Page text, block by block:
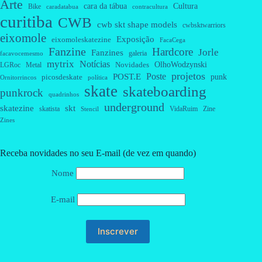
Arte Bike caradatabua cara da tábua contracultura Cultura
curitiba CWB cwb skt shape models cwbsktwarriors
eixomole eixomoleskatezine Exposição FacaCega
facavocemesmo Fanzine Fanzines galeria Hardcore Jorle
LGRoc Metal mytrix Notícias Novidades OlhoWodzynski
Ornitorrincos picosdeskate política POST.E Poste projetos punk
punkrock quadrinhos skate skateboarding
skatezine skatista skt Stencil underground VidaRuim Zine
Zines
Receba novidades no seu E-mail (de vez em quando)
Nome
E-mail